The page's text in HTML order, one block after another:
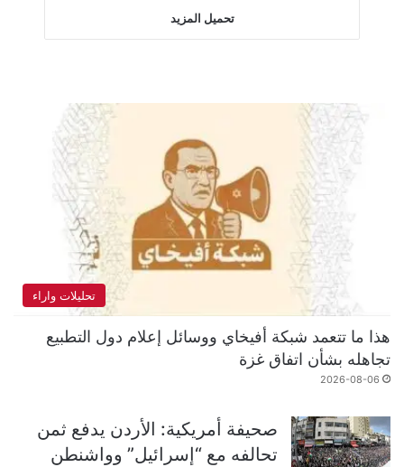
تحميل المزيد
تحليلات واراء
هذا ما تتعمد شبكة أفيخاي ووسائل إعلام دول التطبيع
تجاهله بشأن اتفاق غزة
2026-08-06
صحيفة أمريكية: الأردن يدفع ثمن
تحالفه مع “إسرائيل” وواشنطن